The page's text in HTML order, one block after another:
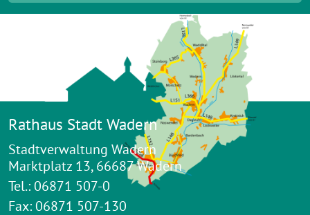
Rathaus Stadt Wadern
Stadtverwaltung Wadern
Marktplatz 13, 66687 Wadern
Tel.: 06871 507-0
Fax: 06871 507-130